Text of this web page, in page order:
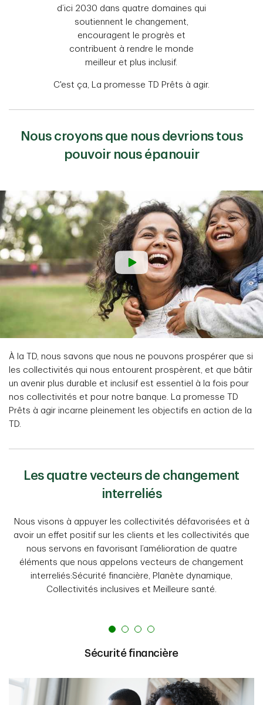
d’ici 2030 dans quatre domaines qui
soutiennent le changement,
encouragent le progrès et
contribuent à rendre le monde
meilleur et plus inclusif.
C'est ça, La promesse TD Prêts à agir.
Nous croyons que nous devrions tous
pouvoir nous épanouir
À la TD, nous savons que nous ne pouvons prospérer que si
les collectivités qui nous entourent prospèrent, et que bâtir
un avenir plus durable et inclusif est essentiel à la fois pour
nos collectivités et pour notre banque. La promesse TD
Prêts à agir incarne pleinement les objectifs en action de la
TD.
Les quatre vecteurs de changement
interreliés
Nous visons à appuyer les collectivités défavorisées et à
avoir un effet positif sur les clients et les collectivités que
nous servons en favorisant l’amélioration de quatre
éléments que nous appelons vecteurs de changement
interreliés:Sécurité financière, Planète dynamique,
Collectivités inclusives et Meilleure santé.
Sécurité financière